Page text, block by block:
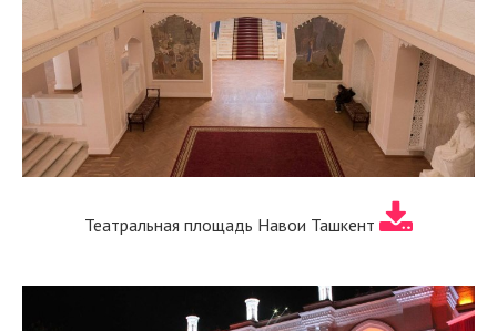
Театральная площадь Навои Ташкент